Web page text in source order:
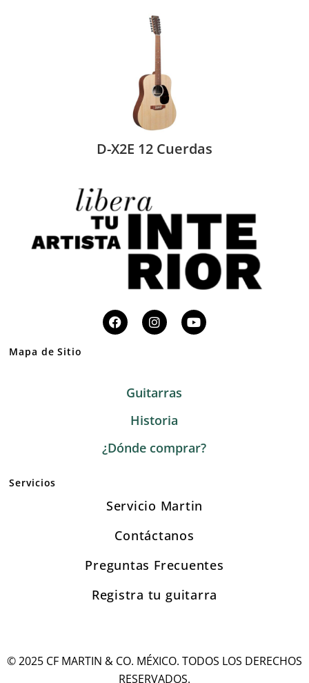
D-X2E 12 Cuerdas
Mapa de Sitio
Guitarras
Historia
¿Dónde comprar?
Servicios
Servicio Martin
Contáctanos
Preguntas Frecuentes
Registra tu guitarra
© 2025 CF MARTIN & CO. MÉXICO. TODOS LOS DERECHOS
RESERVADOS.